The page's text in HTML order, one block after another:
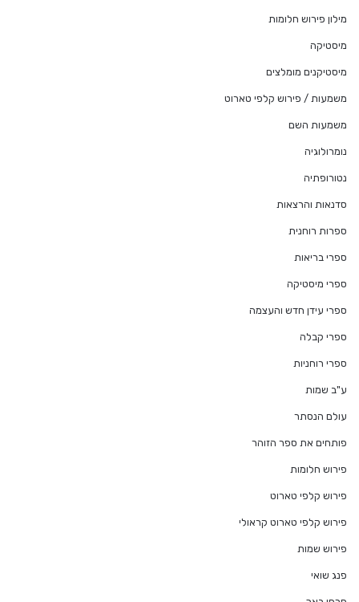
מילון פירוש חלומות
מיסטיקה
מיסטיקנים מומלצים
משמעות / פירוש קלפי טארוט
משמעות השם
נומרולוגיה
נטורופתיה
סדנאות והרצאות
ספרות רוחנית
ספרי בריאות
ספרי מיסטיקה
ספרי עידן חדש והעצמה
ספרי קבלה
ספרי רוחניות
ע"ב שמות
עולם הנסתר
פותחים את ספר הזוהר
פירוש חלומות
פירוש קלפי טארוט
פירוש קלפי טארוט קראולי
פירוש שמות
פנג שואי